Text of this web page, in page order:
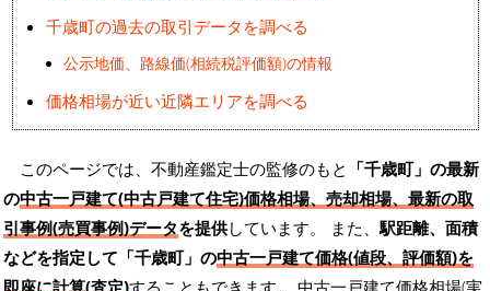
千歳町の過去の取引データを調べる
公示地価、路線価(相続税評価額)の情報
価格相場が近い近隣エリアを調べる
このページでは、不動産鑑定士の監修のもと 「千歳町」の最新
の中古一戸建て(中古戸建て住宅)価格相場、売却相場、最新の取
引事例(売買事例)データを提供しています。 また、駅距離、面積
などを指定して「千歳町」の中古一戸建て価格(値段、評価額)を